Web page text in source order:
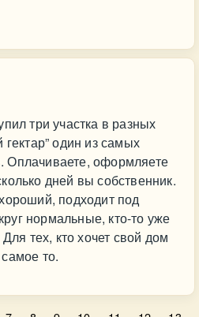
три участка в разных
один из самых
Оплачиваете, оформляете
дней вы собственник.
подходит под
нормальные, кто-то уже
тех, кто хочет свой дом
то.